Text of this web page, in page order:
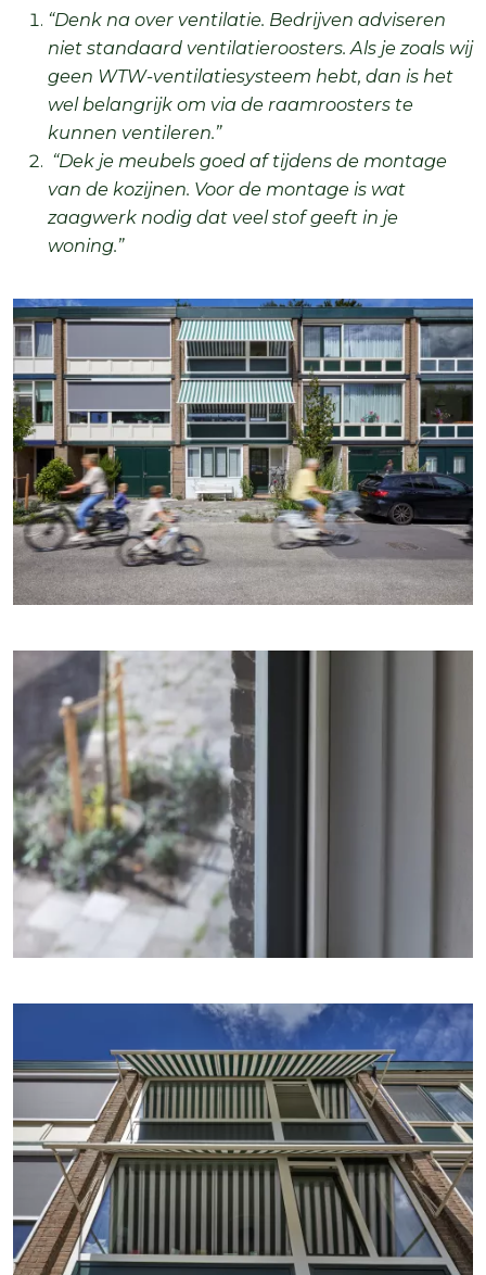
“Denk na over ventilatie. Bedrijven adviseren
niet standaard ventilatieroosters. Als je zoals wij
geen WTW-ventilatiesysteem hebt, dan is het
wel belangrijk om via de raamroosters te
kunnen ventileren.”
“Dek je meubels goed af tijdens de montage
van de kozijnen. Voor de montage is wat
zaagwerk nodig dat veel stof geeft in je
woning.”